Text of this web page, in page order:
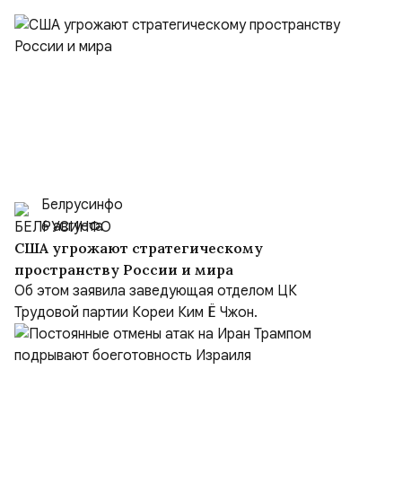
Белрусинфо
6 августа
США угрожают стратегическому
пространству России и мира
Об этом заявила заведующая отделом ЦК
Трудовой партии Кореи Ким Ё Чжон.